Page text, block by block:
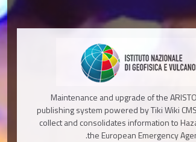
Maintenance and upgrade of the
publishing system powered by Tiki Wiki
collect and consolidates information to
the European Emergency